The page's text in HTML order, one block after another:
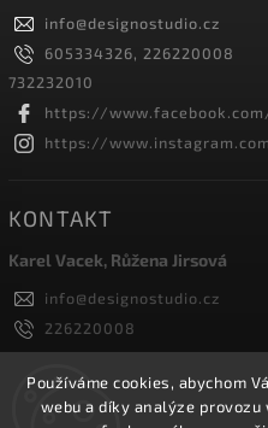
Používáme cookies, abychom
webu a díky analýze
info@designostudio.cz
605334326, 226220008
732232010
https://
https://
KONTAKT
Karel Vacek, Růžena Jirsová
info@designostudio.cz
226220008
605334326, 732232010
Designoshop
designoshop